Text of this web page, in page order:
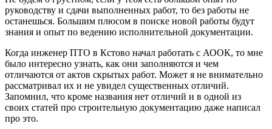
руководству и сдачи выполненных работ, то без работы не
останешься. Большим плюсом в поиске новой работы будут
знания и опыт по ведению исполнительной документации.
Когда инженер ПТО в Кстово начал работать с АООК, то мне
было интересно узнать, как они заполняются и чем
отличаются от актов скрытых работ. Может я не внимательно
рассматривал их и не увидел существенных отличий.
Запомнил, что кроме названия нет отличий и в одной из
своих статей про строительную документацию даже написал
про это.